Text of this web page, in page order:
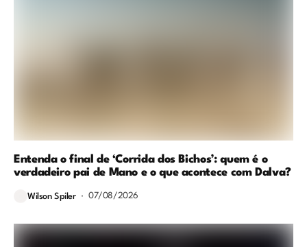
Entenda o final de ‘Corrida dos Bichos’: quem é o
verdadeiro pai de Mano e o que acontece com Dalva?
Wilson Spiler 07/08/2026